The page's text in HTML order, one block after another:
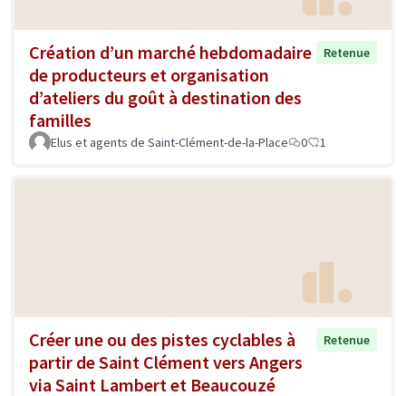
Création d’un marché hebdomadaire
de producteurs et organisation
d’ateliers du goût à destination des
familles
Retenue
Elus et agents de Saint-Clément-de-la-Place 0 1
Créer une ou des pistes cyclables à
partir de Saint Clément vers Angers
via Saint Lambert et Beaucouzé
Retenue